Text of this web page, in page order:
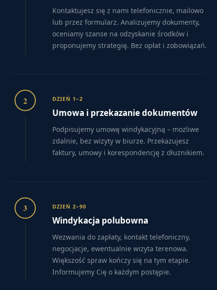
Kontaktujesz się z nami telefonicznie, mailowo
lub przez formularz. Analizujemy dokumenty,
oceniamy szanse na odzyskanie środków i
proponujemy strategię. Bez opłat i zobowiązań.
2 DZIEŃ 1–2
Umowa i przekazanie dokumentów
Podpisujemy umowę windykacyjną – możliwe
zdalnie, bez wizyty w biurze. Przekazujesz
faktury, umowy i korespondencję z dłużnikiem.
3 DZIEŃ 2–90
Windykacja polubowna
Wezwania do zapłaty, kontakt telefoniczny,
negocjacje, ewentualnie wizyta terenowa.
Większość spraw kończy się na tym etapie.
Informujemy Cię o każdym postępie.